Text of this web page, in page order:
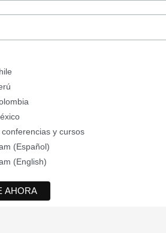
y cursos
(Español)
(English)